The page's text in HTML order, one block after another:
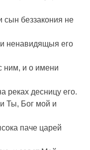
сын беззакония не
и ненавидящыя eго
ним, и о имени
реках десницу eго.
Ты, Бог мой и
паче царей